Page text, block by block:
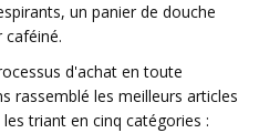
un panier de douche
d'achat en toute
rassemblé les meilleurs articles
triant en cinq catégories :